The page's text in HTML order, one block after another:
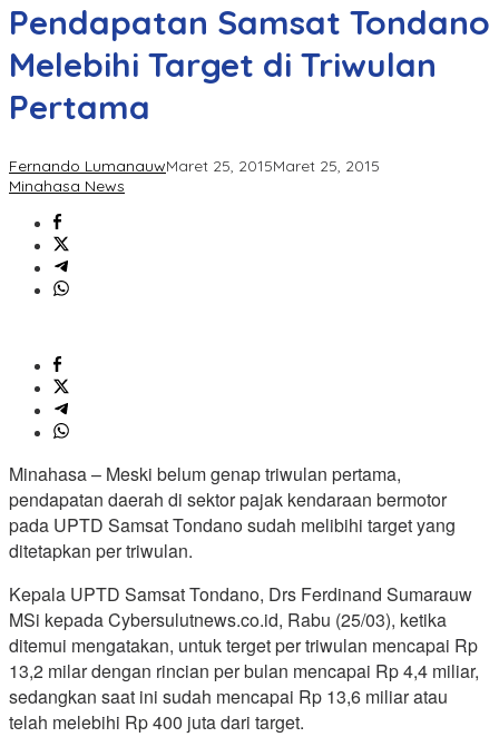
Pendapatan Samsat Tondano
Melebihi Target di Triwulan
Pertama
Fernando LumanauwMaret 25, 2015Maret 25, 2015
Minahasa News
Minahasa – Meski belum genap triwulan pertama,
pendapatan daerah di sektor pajak kendaraan bermotor
pada UPTD Samsat Tondano sudah melibihi target yang
ditetapkan per triwulan.
Kepala UPTD Samsat Tondano, Drs Ferdinand Sumarauw
MSi kepada Cybersulutnews.co.id, Rabu (25/03), ketika
ditemui mengatakan, untuk terget per triwulan mencapai Rp
13,2 milar dengan rincian per bulan mencapai Rp 4,4 miliar,
sedangkan saat ini sudah mencapai Rp 13,6 miliar atau
telah melebihi Rp 400 juta dari target.